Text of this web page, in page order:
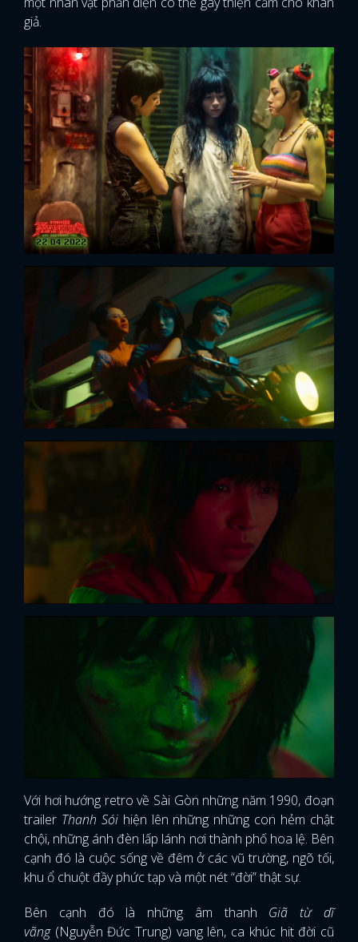
giả.
Với hơi hướng retro về Sài Gòn những năm 1990, đoạn
trailer Thanh Sóihiện lên những những con hẻm chật
chội, những ánh đèn lấp lánh nơi thành phố hoa lệ. Bên
cạnh đó là cuộc sống về đêm ở các vũ trường, ngõ tối,
khu ổ chuột đầy phức tạp và một nét “đời” thật sự.
Bên cạnh đó là những âm thanh Giã từ dĩ
vãng(Nguyễn Đức Trung) vang lên, ca khúc hit đời cũ